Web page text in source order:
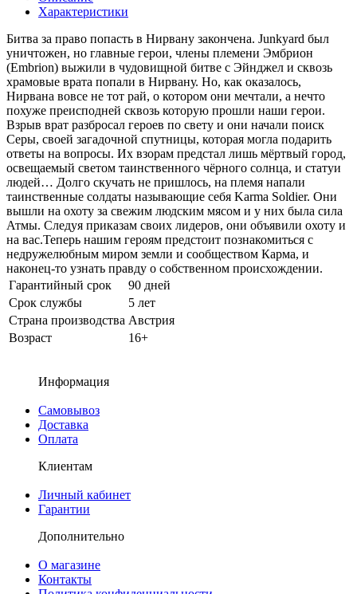
Характеристики
Битва за право попасть в Нирвану закончена. Junkyard был
уничтожен, но главные герои, члены племени Эмбрион
(Embrion) выжили в чудовищной битве с Эйнджел и сквозь
храмовые врата попали в Нирвану. Но, как оказалось,
Нирвана вовсе не тот рай, о котором они мечтали, а нечто
похуже преисподней сквозь которую прошли наши герои.
Взрыв врат разбросал героев по свету и они начали поиск
Серы, своей загадочной спутницы, которая могла подарить
ответы на вопросы. Их взорам предстал лишь мёртвый город,
освещаемый светом таинственного чёрного солнца, и статуи
людей… Долго скучать не пришлось, на племя напали
таинственные солдаты называющие себя Karma Soldier. Они
вышли на охоту за свежим людским мясом и у них была сила
Атмы. Следуя приказам своих лидеров, они объявили охоту и
на вас.Теперь нашим героям предстоит познакомиться с
недружелюбным миром земли и сообществом Карма, и
наконец-то узнать правду о собственном происхождении.
Гарантийный срок
90 дней
Срок службы
5 лет
Страна производства Австрия
Возраст
16+
Информация
Самовывоз
Доставка
Оплата
Клиентам
Личный кабинет
Гарантии
Дополнительно
О магазине
Контакты